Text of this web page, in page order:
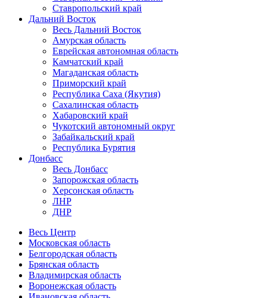
Ставропольский край
Дальний Восток
Весь Дальний Восток
Амурская область
Еврейская автономная область
Камчатский край
Магаданская область
Приморский край
Республика Саха (Якутия)
Сахалинская область
Хабаровский край
Чукотский автономный округ
Забайкальский край
Республика Бурятия
Донбасс
Весь Донбасс
Запорожская область
Херсонская область
ЛНР
ДНР
Весь Центр
Московская область
Белгородская область
Брянская область
Владимирская область
Воронежская область